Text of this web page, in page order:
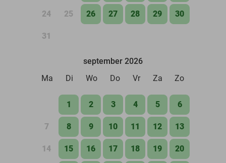
24 25 26 27 28 29 30
31
september 2026
Ma
Di Wo Do Vr Za Zo
1 2 3 4 5 6
7 8 9 10 11 12 13
14 15 16 17 18 19 20